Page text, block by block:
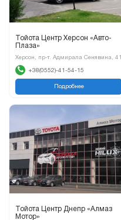
Тойота Центр Херсон «Авто-
Плаза»
Херсон, пр-т. Адмирала Сенявина, 41
+38(0552)-41-54-15
Подробнее
Тойота Центр Днепр «Алмаз
Мотор»